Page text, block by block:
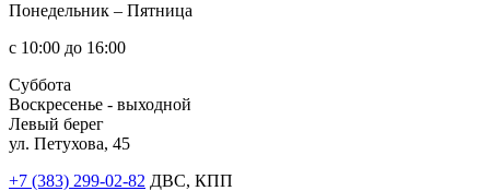
Понедельник – Пятница
с 10:00 до 16:00
Суббота
Воскресенье - выходной
Левый берег
ул. Петухова, 45
+7 (383) 299-02-82 ДВС, КПП